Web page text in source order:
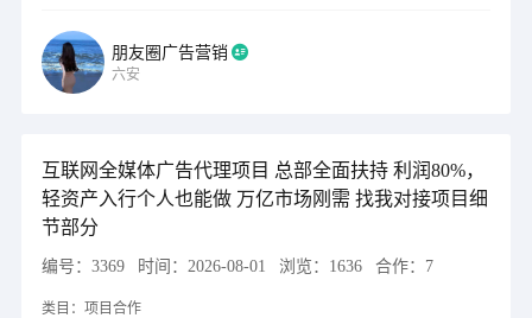
朋友圈广告营销
六安
互联网全媒体广告代理项目 总部全面扶持 利润80%，
轻资产入行个人也能做 万亿市场刚需 找我对接项目细
节部分
编号： 3369 时间： 2026-08-01 浏览： 1636 合作： 7
类目： 项目合作